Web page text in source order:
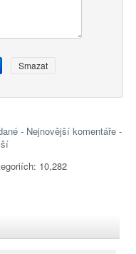
- Nejnovější komentáře-
10,282